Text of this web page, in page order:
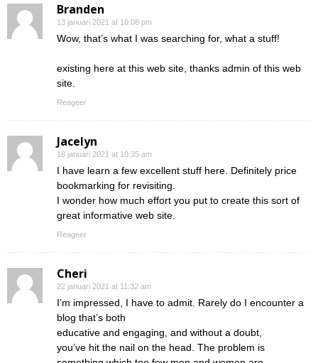
Branden
13 januari 2021 at 10:08 pm
Wow, that’s what I was searching for, what a stuff!
existing here at this web site, thanks admin of this web
site.
Reageer
Jacelyn
18 januari 2021 at 10:35 am
I have learn a few excellent stuff here. Definitely price
bookmarking for revisiting.
I wonder how much effort you put to create this sort of
great informative web site.
Reageer
Cheri
22 januari 2021 at 11:32 am
I’m impressed, I have to admit. Rarely do I encounter a
blog that’s both
educative and engaging, and without a doubt,
you’ve hit the nail on the head. The problem is